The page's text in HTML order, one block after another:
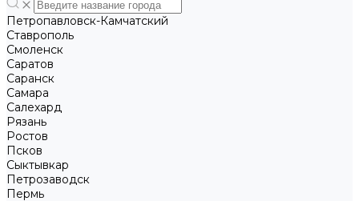
Петропавловск-Камчатский
Ставрополь
Смоленск
Саратов
Саранск
Самара
Салехард
Рязань
Ростов
Псков
Сыктывкар
Петрозаводск
Пермь